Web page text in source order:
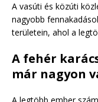
A vasúti és közúti
nagyobb
területein, ahol a
A fehér
már nagyon